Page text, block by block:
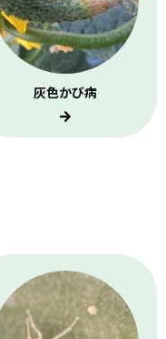
灰色かび病